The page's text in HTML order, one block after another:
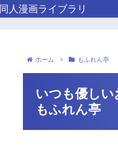
同人漫画ライブラリ
ホーム もふれん亭
いつも優し
もふれん亭